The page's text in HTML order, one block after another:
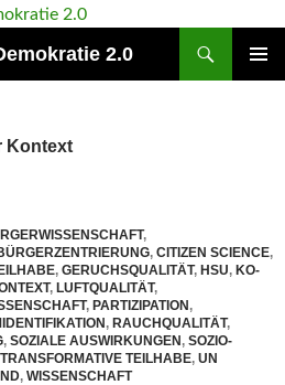
2.0
Kontext
,
, CITIZEN SCIENCE,
, GERUCHSQUALITÄT, HSU, KO-
, LUFTQUALITÄT,
, PARTIZIPATION ,
, RAUCHQUALITÄT,
, SOZIALE AUSWIRKUNGEN , SOZIO-
TRANSFORMATIVE TEILHABE, UN
, WISSENSCHAFT